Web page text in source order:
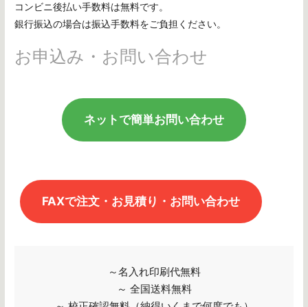
コンビニ後払い手数料は無料です。
銀行振込の場合は振込手数料をご負担ください。
お申込み・お問い合わせ
ネットで簡単お問い合わせ
FAXで注文・お見積り・お問い合わせ
～名入れ印刷代無料
～ 全国送料無料